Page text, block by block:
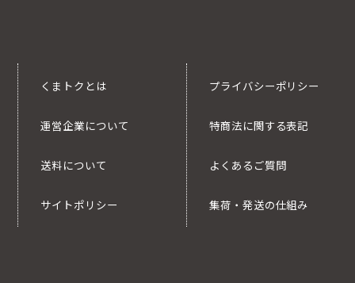
くまトクとは
運営企業について
送料について
サイトポリシー
プライバシーポリシー
特商法に関する表記
よくあるご質問
集荷・発送の仕組み